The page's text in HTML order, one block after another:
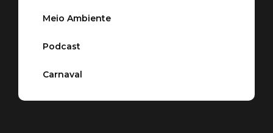
Meio Ambiente
Podcast
Carnaval